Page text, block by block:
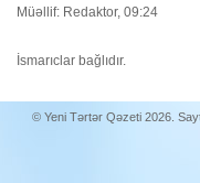
Müəllif: Redaktor, 09:24
İsmarıclar bağlıdır.
© Yeni Tərtər Qəzeti 2026.